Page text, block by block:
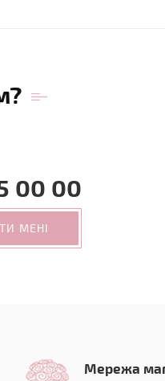
00 00
МЕНІ
Мережа